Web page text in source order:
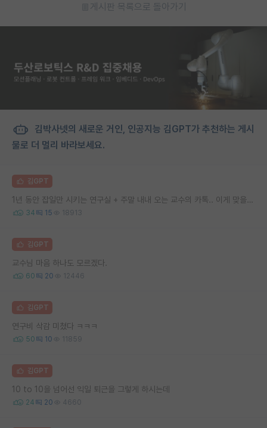
게시판 목록으로 돌아가기
김박사넷의 새로운 거인, 인공지능 김GPT가 추천하는 게시
물로 더 멀리 바라보세요.
김GPT
1년 동안 잡일만 시키는 연구실 + 주말 내내 오는 교수의 카톡.. 이게 맞을까요
34 15 18913
김GPT
교수님 마음 하나도 모르겠다.
60 20 12446
김GPT
연구비 삭감 미쳤다 ㅋㅋㅋ
50 10 11859
김GPT
10 to 10을 넘어선 익일 퇴근을 그렇게 하시는데
24 20 4660